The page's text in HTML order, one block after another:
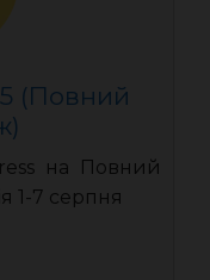
(Повний
на Повний
1-7 серпня